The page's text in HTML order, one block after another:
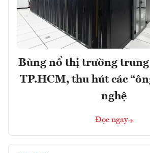
Bùng nổ thị trường
TP.HCM, thu hút các
nghệ
Đọc ngay